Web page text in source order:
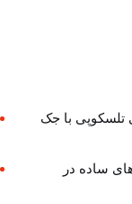
با جک
ساده در